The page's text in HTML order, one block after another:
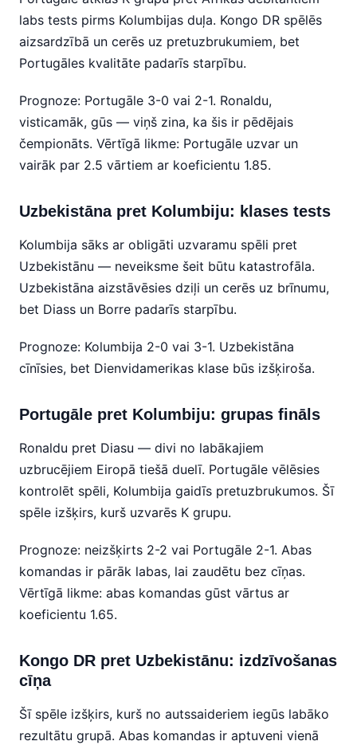
labs tests pirms Kolumbijas duļa. Kongo DR spēlēs
aizsardzībā un cerēs uz pretuzbrukumiem, bet
Portugāles kvalitāte padarīs starpību.
Prognoze: Portugāle 3-0 vai 2-1. Ronaldu,
visticamāk, gūs — viņš zina, ka šis ir pēdējais
čempionāts. Vērtīgā likme: Portugāle uzvar un
vairāk par 2.5 vārtiem ar koeficientu 1.85.
Uzbekistāna pret Kolumbiju: klases tests
Kolumbija sāks ar obligāti uzvaramu spēli pret
Uzbekistānu — neveiksme šeit būtu katastrofāla.
Uzbekistāna aizstāvēsies dziļi un cerēs uz brīnumu,
bet Diass un Borre padarīs starpību.
Prognoze: Kolumbija 2-0 vai 3-1. Uzbekistāna
cīnīsies, bet Dienvidamerikas klase būs izšķiroša.
Portugāle pret Kolumbiju: grupas fināls
Ronaldu pret Diasu — divi no labākajiem
uzbrucējiem Eiropā tiešā duelī. Portugāle vēlēsies
kontrolēt spēli, Kolumbija gaidīs pretuzbrukumos. Šī
spēle izšķirs, kurš uzvarēs K grupu.
Prognoze: neizšķirts 2-2 vai Portugāle 2-1. Abas
komandas ir pārāk labas, lai zaudētu bez cīņas.
Vērtīgā likme: abas komandas gūst vārtus ar
koeficientu 1.65.
Kongo DR pret Uzbekistānu: izdzīvošanas
cīņa
Šī spēle izšķirs, kurš no autssaideriem iegūs labāko
rezultātu grupā. Abas komandas ir aptuveni vienā